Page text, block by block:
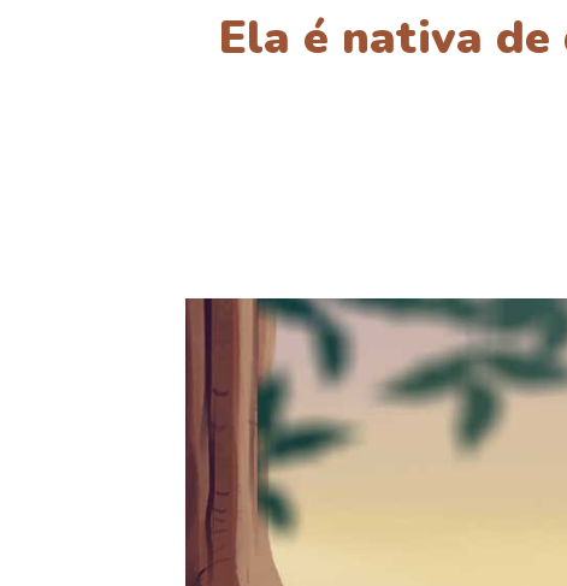
Ela é nativa